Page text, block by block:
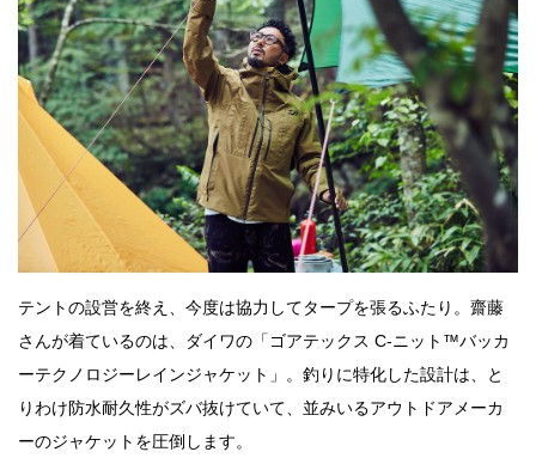
機能もデザインも妥協しないウエア選びを。
テントの設営を終え、今度は協力してタープを張るふたり。齋藤
さんが着ているのは、ダイワの「ゴアテックス C-ニット™バッカ
ーテクノロジーレインジャケット」。釣りに特化した設計は、と
りわけ防水耐久性がズバ抜けていて、並みいるアウトドアメーカ
ーのジャケットを圧倒します。